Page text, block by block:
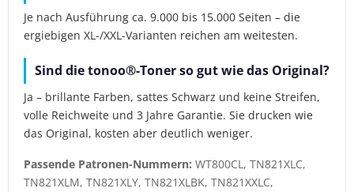
Je nach Ausführung ca. 9.000 bis 15.000 Seiten – die
ergiebigen XL-/XXL-Varianten reichen am weitesten.
Sind die tonoo®-Toner so gut wie das Original?
Ja – brillante Farben, sattes Schwarz und keine Streifen,
volle Reichweite und 3 Jahre Garantie. Sie drucken wie
das Original, kosten aber deutlich weniger.
Passende Patronen-Nummern: WT800CL, TN821XLC,
TN821XLM, TN821XLY, TN821XLBK, TN821XXLC,